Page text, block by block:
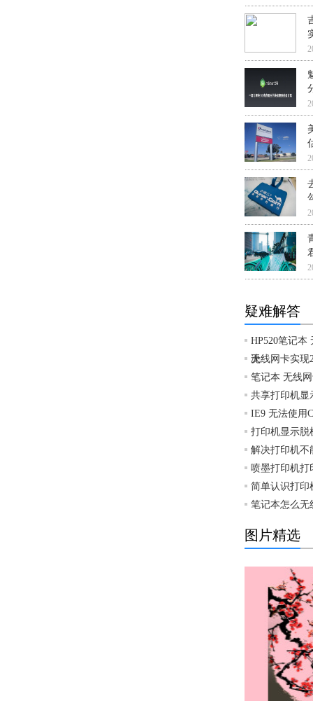
疑难解答
HP520笔记本
决
无线网卡实现
笔记本 无线
共享打印机显
IE9 无法使用
打印机显示脱
解决打印机不
喷墨打印机打
简单认识打印
笔记本怎么无
图片精选